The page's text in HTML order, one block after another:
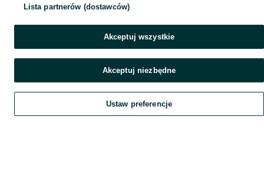
Szukaj Obserwujesz Dodaj Czat Konto
Lista partnerów (dostawców)
Akceptuj wszystkie
Akceptuj niezbędne
Ustaw preferencje